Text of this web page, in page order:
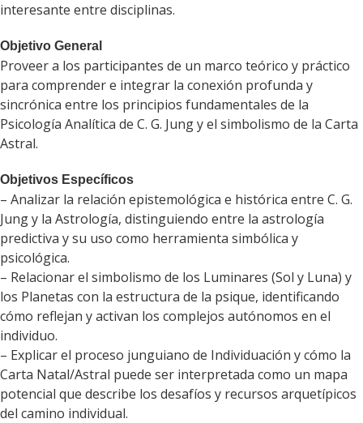
interesante entre disciplinas.
Objetivo General
Proveer a los participantes de un marco teórico y práctico
para comprender e integrar la conexión profunda y
sincrónica entre los principios fundamentales de la
Psicología Analítica de C. G. Jung y el simbolismo de la Carta
Astral.
Objetivos Específicos
– Analizar la relación epistemológica e histórica entre C. G.
Jung y la Astrología, distinguiendo entre la astrología
predictiva y su uso como herramienta simbólica y
psicológica.
– Relacionar el simbolismo de los Luminares (Sol y Luna) y
los Planetas con la estructura de la psique, identificando
cómo reflejan y activan los complejos autónomos en el
individuo.
– Explicar el proceso junguiano de Individuación y cómo la
Carta Natal/Astral puede ser interpretada como un mapa
potencial que describe los desafíos y recursos arquetípicos
del camino individual.